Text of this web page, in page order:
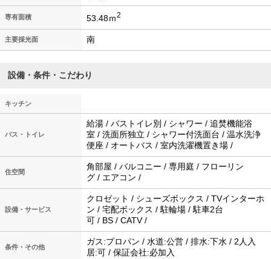
専有面積 53.48ｍ2
主要採光面 南
設備・条件・こだわり
キッチン
バス・トイレ
給湯 / バストイレ別 / シャワー / 追焚機能浴
室 / 洗面所独立 / シャワー付洗面台 / 温水洗浄
便座 / オートバス / 室内洗濯機置き場 /
住空間
角部屋 / バルコニー / 専用庭 / フローリン
グ / エアコン /
設備・サービス
クロゼット / シューズボックス / TVインターホ
ン / 宅配ボックス / 駐輪場 / 駐車2台
可 / BS / CATV /
条件・その他
ガス:プロパン / 水道:公営 / 排水:下水 / 2人入
居:可 / 保証会社:必加入